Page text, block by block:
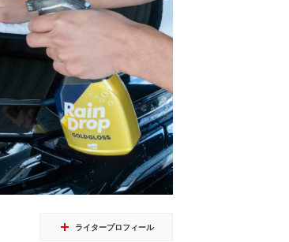
ライタープロフィール